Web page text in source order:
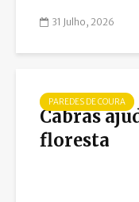
31 Julho, 2026
PAREDES DE COURA
Cabras
floresta